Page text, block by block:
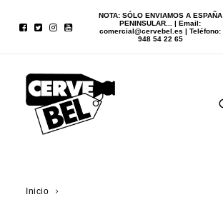
NOTA: SÓLO ENVIAMOS A ESPAÑA
PENINSULAR... | Email:
comercial@cervebel.es | Teléfono:
948 54 22 65
Inicio
Inicio Cerveza